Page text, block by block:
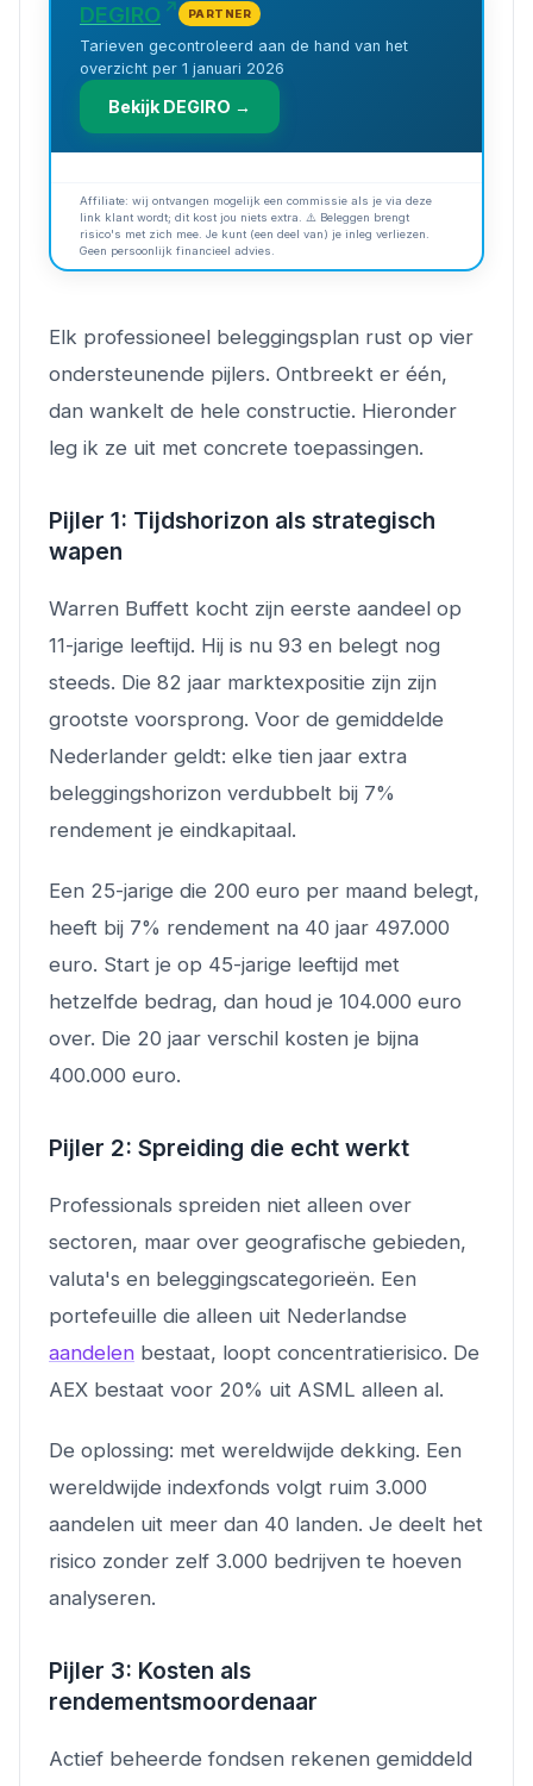
DEGIRO PARTNER
Tarieven gecontroleerd aan de hand van het
overzicht per 1 januari 2026
Bekijk DEGIRO →
Affiliate: wij ontvangen mogelijk een commissie als je via deze
link klant wordt; dit kost jou niets extra. ⚠️ Beleggen brengt
risico's met zich mee. Je kunt (een deel van) je inleg verliezen.
Geen persoonlijk financieel advies.
Elk professioneel beleggingsplan rust op vier
ondersteunende pijlers. Ontbreekt er één,
dan wankelt de hele constructie. Hieronder
leg ik ze uit met concrete toepassingen.
Pijler 1: Tijdshorizon als strategisch
wapen
Warren Buffett kocht zijn eerste aandeel op
11-jarige leeftijd. Hij is nu 93 en belegt nog
steeds. Die 82 jaar marktexpositie zijn zijn
grootste voorsprong. Voor de gemiddelde
Nederlander geldt: elke tien jaar extra
beleggingshorizon verdubbelt bij 7%
rendement je eindkapitaal.
Een 25-jarige die 200 euro per maand belegt,
heeft bij 7% rendement na 40 jaar 497.000
euro. Start je op 45-jarige leeftijd met
hetzelfde bedrag, dan houd je 104.000 euro
over. Die 20 jaar verschil kosten je bijna
400.000 euro.
Pijler 2: Spreiding die echt werkt
Professionals spreiden niet alleen over
sectoren, maar over geografische gebieden,
valuta's en beleggingscategorieën. Een
portefeuille die alleen uit Nederlandse
aandelen bestaat, loopt concentratierisico. De
AEX bestaat voor 20% uit ASML alleen al.
De oplossing: met wereldwijde dekking. Een
wereldwijde indexfonds volgt ruim 3.000
aandelen uit meer dan 40 landen. Je deelt het
risico zonder zelf 3.000 bedrijven te hoeven
analyseren.
Pijler 3: Kosten als
rendementsmoordenaar
Actief beheerde fondsen rekenen gemiddeld